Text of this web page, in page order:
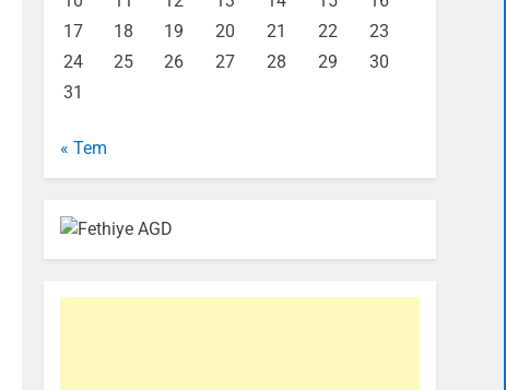
17
18 19 20 21 22
23
24
25 26 27 28 29
30
31
« Tem